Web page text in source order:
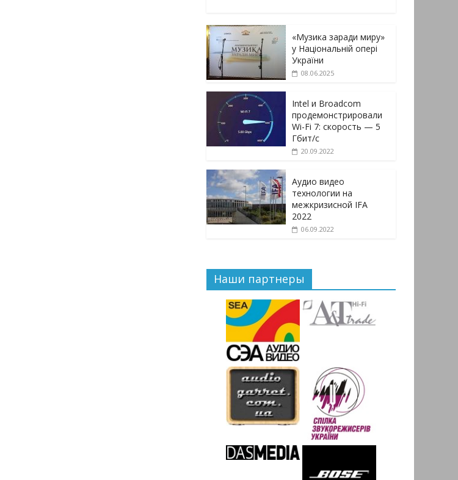
«Музика заради миру»
у Національній опері
України
08.06.2025
Intel и Broadcom
продемонстрировали
Wi-Fi 7: скорость — 5
Гбит/с
20.09.2022
Аудио видео
технологии на
межкризисной IFA
2022
06.09.2022
Наши партнеры